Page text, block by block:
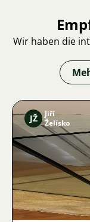
Wir haben die
JŽ
Jiří
Želísko